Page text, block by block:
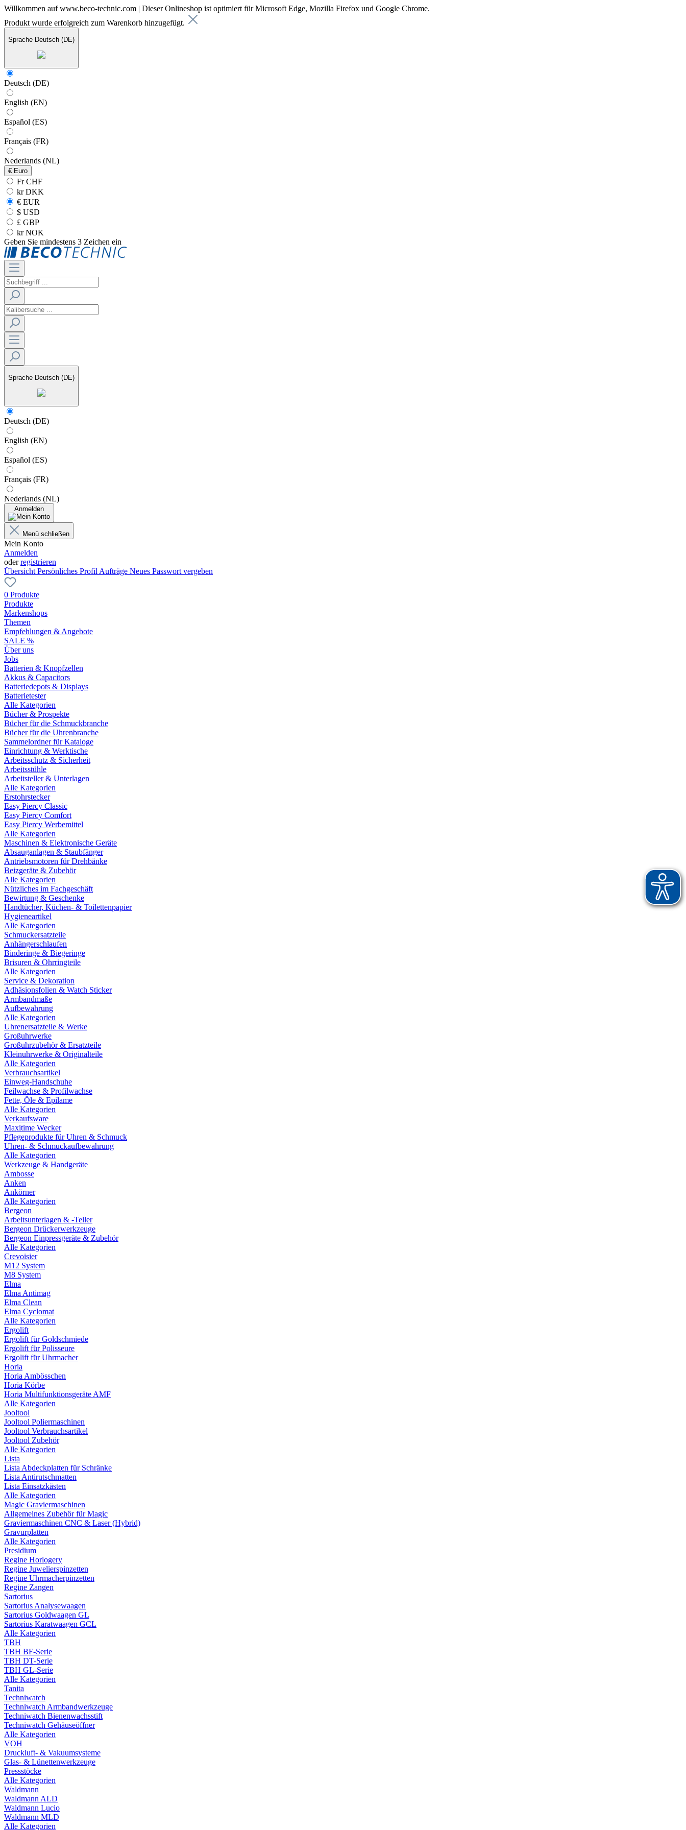
Willkommen auf www.beco-technic.com | Dieser Onlineshop ist optimiert für Microsoft Edge, Mozilla Firefox und Google Chrome.
Produkt wurde erfolgreich zum Warenkorb hinzugefügt.
Sprache Deutsch (DE)
Deutsch (DE)
English (EN)
Español (ES)
Français (FR)
Nederlands (NL)
€ Euro
Fr CHF
kr DKK
€ EUR
$ USD
£ GBP
kr NOK
Geben Sie mindestens 3 Zeichen ein
Sprache Deutsch (DE)
Deutsch (DE)
English (EN)
Español (ES)
Français (FR)
Nederlands (NL)
Anmelden
Menü schließen
Mein Konto
Anmelden
oderregistrieren
Übersicht Persönliches Profil Aufträge Neues Passwort vergeben
0 Produkte
Produkte
Markenshops
Themen
Empfehlungen & Angebote
SALE %
Über uns
Jobs
Batterien & Knopfzellen
Akkus & Capacitors
Batteriedepots & Displays
Batterietester
Alle Kategorien
Bücher & Prospekte
Bücher für die Schmuckbranche
Bücher für die Uhrenbranche
Sammelordner für Kataloge
Einrichtung & Werktische
Arbeitsschutz & Sicherheit
Arbeitsstühle
Arbeitsteller & Unterlagen
Alle Kategorien
Erstohrstecker
Easy Piercy Classic
Easy Piercy Comfort
Easy Piercy Werbemittel
Alle Kategorien
Maschinen & Elektronische Geräte
Absauganlagen & Staubfänger
Antriebsmotoren für Drehbänke
Beizgeräte & Zubehör
Alle Kategorien
Nützliches im Fachgeschäft
Bewirtung & Geschenke
Handtücher, Küchen- & Toilettenpapier
Hygieneartikel
Alle Kategorien
Schmuckersatzteile
Anhängerschlaufen
Binderinge & Biegeringe
Brisuren & Ohrringteile
Alle Kategorien
Service & Dekoration
Adhäsionsfolien & Watch Sticker
Armbandmaße
Aufbewahrung
Alle Kategorien
Uhrenersatzteile & Werke
Großuhrwerke
Großuhrzubehör & Ersatzteile
Kleinuhrwerke & Originalteile
Alle Kategorien
Verbrauchsartikel
Einweg-Handschuhe
Feilwachse & Profilwachse
Fette, Öle & Epilame
Alle Kategorien
Verkaufsware
Maxitime Wecker
Pflegeprodukte für Uhren & Schmuck
Uhren- & Schmuckaufbewahrung
Alle Kategorien
Werkzeuge & Handgeräte
Ambosse
Anken
Ankörner
Alle Kategorien
Bergeon
Arbeitsunterlagen & -Teller
Bergeon Drückerwerkzeuge
Bergeon Einpressgeräte & Zubehör
Alle Kategorien
Crevoisier
M12 System
M8 System
Elma
Elma Antimag
Elma Clean
Elma Cyclomat
Alle Kategorien
Ergolift
Ergolift für Goldschmiede
Ergolift für Polisseure
Ergolift für Uhrmacher
Horia
Horia Ambösschen
Horia Körbe
Horia Multifunktionsgeräte AMF
Alle Kategorien
Jooltool
Jooltool Poliermaschinen
Jooltool Verbrauchsartikel
Jooltool Zubehör
Alle Kategorien
Lista
Lista Abdeckplatten für Schränke
Lista Antirutschmatten
Lista Einsatzkästen
Alle Kategorien
Magic Graviermaschinen
Allgemeines Zubehör für Magic
Graviermaschinen CNC & Laser (Hybrid)
Gravurplatten
Alle Kategorien
Presidium
Regine Horlogery
Regine Juwelierspinzetten
Regine Uhrmacherpinzetten
Regine Zangen
Sartorius
Sartorius Analysewaagen
Sartorius Goldwaagen GL
Sartorius Karatwaagen GCL
Alle Kategorien
TBH
TBH BF-Serie
TBH DT-Serie
TBH GL-Serie
Alle Kategorien
Tanita
Techniwatch
Techniwatch Armbandwerkzeuge
Techniwatch Bienenwachsstift
Techniwatch Gehäuseöffner
Alle Kategorien
VOH
Druckluft- & Vakuumsysteme
Glas- & Lünettenwerkzeuge
Pressstöcke
Alle Kategorien
Waldmann
Waldmann ALD
Waldmann Lucio
Waldmann MLD
Alle Kategorien